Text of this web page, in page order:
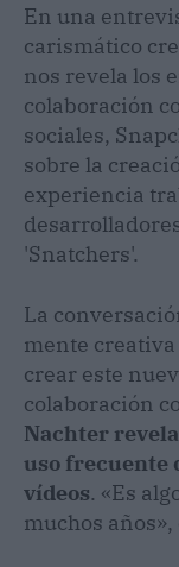
En una
carismático
nos revela los
colaboración
sociales,
sobre la
experiencia
'Snatchers'.
La
mente creativa
crear este
colaboración
Nachter
uso frecuente
vídeos. «Es
muchos